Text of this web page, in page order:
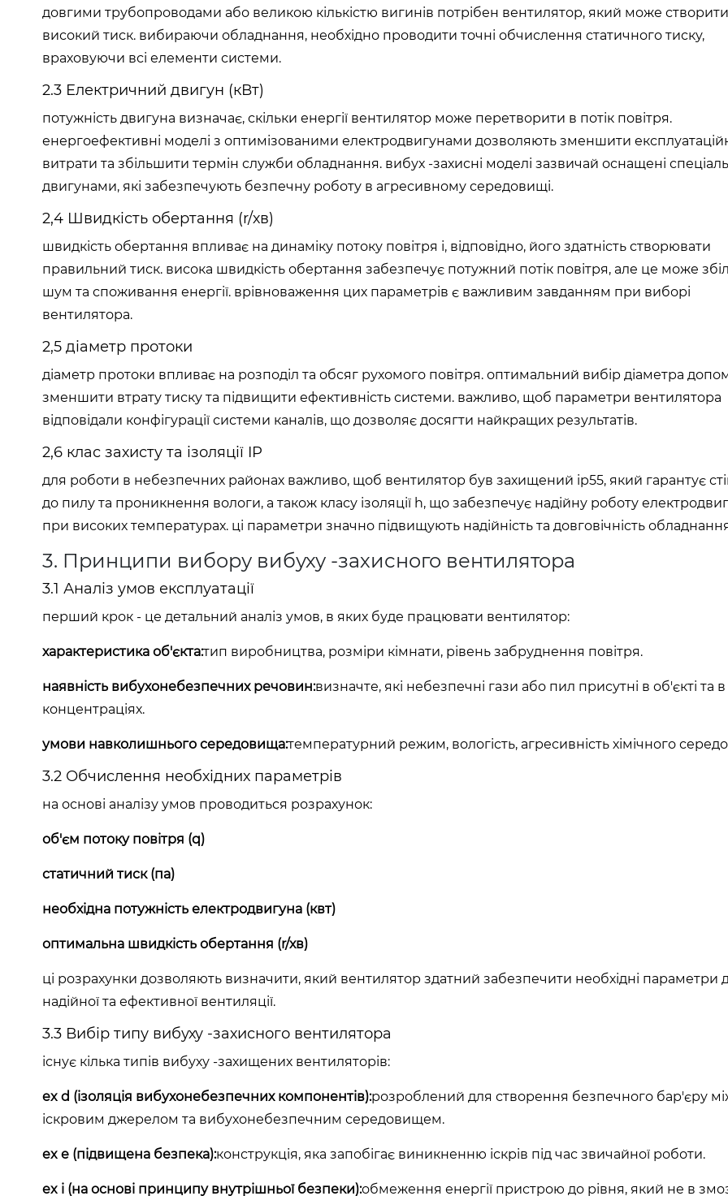
довгими трубопроводами або великою кількістю вигинів потрібен вентилятор, який може створити
високий тиск. вибираючи обладнання, необхідно проводити точні обчислення статичного тиску,
враховуючи всі елементи системи.
2.3 Електричний двигун (кВт)
потужність двигуна визначає, скільки енергії вентилятор може перетворити в потік повітря.
енергоефективні моделі з оптимізованими електродвигунами дозволяють зменшити
витрати та збільшити термін служби обладнання. вибух -захисні моделі зазвичай оснащені
двигунами, які забезпечують безпечну роботу в агресивному середовищі.
2,4 Швидкість обертання (r/хв)
швидкість обертання впливає на динаміку потоку повітря і, відповідно, його здатність створювати
правильний тиск. висока швидкість обертання забезпечує потужний потік повітря, але це може
шум та споживання енергії. врівноваження цих параметрів є важливим завданням при виборі
вентилятора.
2,5 діаметр протоки
діаметр протоки впливає на розподіл та обсяг рухомого повітря. оптимальний вибір діаметра
зменшити втрату тиску та підвищити ефективність системи. важливо, щоб параметри вентилятора
відповідали конфігурації системи каналів, що дозволяє досягти найкращих результатів.
2,6 клас захисту та ізоляції IP
для роботи в небезпечних районах важливо, щоб вентилятор був захищений ip55, який гарантує
до пилу та проникнення вологи, а також класу ізоляції h, що забезпечує надійну роботу
при високих температурах. ці параметри значно підвищують надійність та довговічність
3. Принципи вибору вибуху -захисного вентилятора
3.1 Аналіз умов експлуатації
перший крок - це детальний аналіз умов, в яких буде працювати вентилятор:
характеристика об'єкта:тип виробництва, розміри кімнати, рівень забруднення повітря.
наявність вибухонебезпечних речовин:визначте, які небезпечні гази або пил присутні в об'єкті та
концентраціях.
умови навколишнього середовища:температурний режим, вологість, агресивність хімічного
3.2 Обчислення необхідних параметрів
на основі аналізу умов проводиться розрахунок:
об'єм потоку повітря (q)
статичний тиск (па)
необхідна потужність електродвигуна (квт)
оптимальна швидкість обертання (r/хв)
ці розрахунки дозволяють визначити, який вентилятор здатний забезпечити необхідні параметри
надійної та ефективної вентиляції.
3.3 Вибір типу вибуху -захисного вентилятора
існує кілька типів вибуху -захищених вентиляторів:
ex d (ізоляція вибухонебезпечних компонентів):розроблений для створення безпечного бар'єру
іскровим джерелом та вибухонебезпечним середовищем.
ex e (підвищена безпека):конструкція, яка запобігає виникненню іскрів під час звичайної роботи.
ex i (на основі принципу внутрішньої безпеки):обмеження енергії пристрою до рівня, який не в